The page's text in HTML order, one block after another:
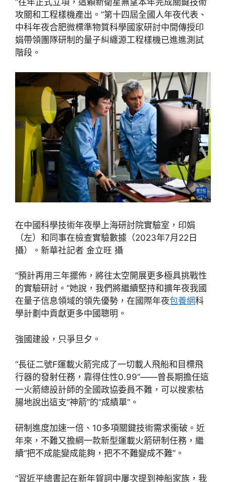
“往年正式立項，這顆新衛星無望本年完成關鍵技術
攻關和工程樣機產出。”第十四屆全國人年夜代表、
中科年夜合肥微標準物質科學國家研討中間傳授印
娟帶領團隊研制的量子糾纏源工程樣機已進進測試
階段。
在中國科學技術年夜學上海研討院實驗室，印娟
（左）和同事在檢查實驗數據（2023年7月22日
攝）。新華社記者 金立旺 攝
“預計再用三年擺佈，將往太空開展更多極具挑戰性
的實驗研討。”她說，我們將繼續堅持和擴年夜我國
在量子信息領域的領先優勢，在國際年夜包養網科
學計劃中貢獻更多中國聰明。
強國建設，只爭旦夕。
“長征二號F運載火箭完成了一切載人飛船和目標飛
行器的發射任務，靠得住性0.99”——曾長期擔任這
一火箭總設計師的全國政協委員不難，可以搜索枯
腸地說出這支“神箭”的“成績單”。
研制進度加速一倍、10多項關鍵技術需求衝破。近
年來，不難又擔綱一款新型運載火箭研制任務，繼
續“把不成能變成能夠，把不不難變成不難”。
“習近平總書記在新年賀詞中屢次提到神船家族，我